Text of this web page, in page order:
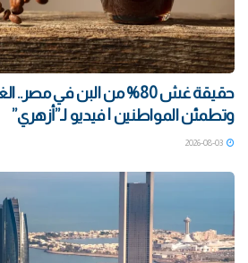
حقيقة غش 80% من البن في
وتطمئن المواطنين | فيديو لـ”أزهري”